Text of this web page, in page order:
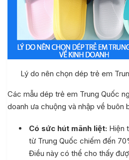
Lý do nên chọn dép trẻ em
Các mẫu dép trẻ em Trung Quốc
doanh ưa chuộng và nhập về buôn
Có sức hút mãnh liệt: Hiện
từ Trung Quốc chiếm đến
Điều này có thể cho thấy